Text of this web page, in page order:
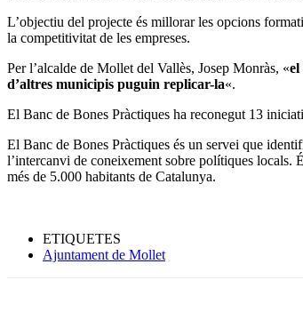
L’objectiu del projecte és millorar les opcions
la competitivitat de les empreses.
Per l’alcalde de Mollet del Vallès, Josep Monràs, «el
d’altres municipis puguin replicar-la«.
El Banc de Bones Pràctiques ha reconegut 13
El Banc de Bones Pràctiques és un servei que
l’intercanvi de coneixement sobre polítiques
més de 5.000 habitants de Catalunya.
ETIQUETES
Ajuntament de Mollet